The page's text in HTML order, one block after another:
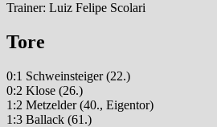
Trainer: Luiz Felipe Scolari
Tore
0:1 Schweinsteiger (22.)
0:2 Klose (26.)
1:2 Metzelder (40., Eigentor)
1:3 Ballack (61.)